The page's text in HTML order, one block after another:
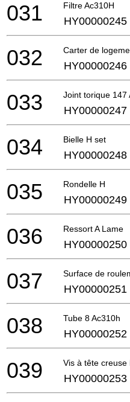
Filtre Ac310H
031 HY00000245
Carter de
032 HY00000246
Joint torique 147
033 HY00000247
Bielle H set
034 HY00000248
Rondelle H
035 HY00000249
Ressort A Lame
036 HY00000250
Surface de
037 HY00000251
Tube 8 Ac310h
038 HY00000252
Vis à tête creuse
039 HY00000253